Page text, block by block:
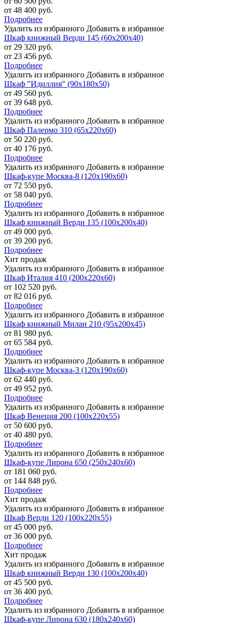
от 48 400 руб.
Подробнее
Удалить из избранного Добавить в избранное
Шкаф книжный Верди 145 (60х200х40)
от 29 320 руб.
от 23 456 руб.
Подробнее
Удалить из избранного Добавить в избранное
Шкаф "Идиллия" (90х180х50)
от 49 560 руб.
от 39 648 руб.
Подробнее
Удалить из избранного Добавить в избранное
Шкаф Палермо 310 (65х220х60)
от 50 220 руб.
от 40 176 руб.
Подробнее
Удалить из избранного Добавить в избранное
Шкаф-купе Москва-8 (120х190х60)
от 72 550 руб.
от 58 040 руб.
Подробнее
Удалить из избранного Добавить в избранное
Шкаф книжный Верди 135 (100х200х40)
от 49 000 руб.
от 39 200 руб.
Подробнее
Хит продаж
Удалить из избранного Добавить в избранное
Шкаф Италия 410 (200х220х60)
от 102 520 руб.
от 82 016 руб.
Подробнее
Удалить из избранного Добавить в избранное
Шкаф книжный Милан 210 (95х200х45)
от 81 980 руб.
от 65 584 руб.
Подробнее
Удалить из избранного Добавить в избранное
Шкаф-купе Москва-3 (120х190х60)
от 62 440 руб.
от 49 952 руб.
Подробнее
Удалить из избранного Добавить в избранное
Шкаф Венеция 200 (100х220х55)
от 50 600 руб.
от 40 480 руб.
Подробнее
Удалить из избранного Добавить в избранное
Шкаф-купе Лирона 650 (250х240х60)
от 181 060 руб.
от 144 848 руб.
Подробнее
Хит продаж
Удалить из избранного Добавить в избранное
Шкаф Верди 120 (100х220х55)
от 45 000 руб.
от 36 000 руб.
Подробнее
Хит продаж
Удалить из избранного Добавить в избранное
Шкаф книжный Верди 130 (100х200х40)
от 45 500 руб.
от 36 400 руб.
Подробнее
Удалить из избранного Добавить в избранное
Шкаф-купе Лирона 630 (180х240х60)